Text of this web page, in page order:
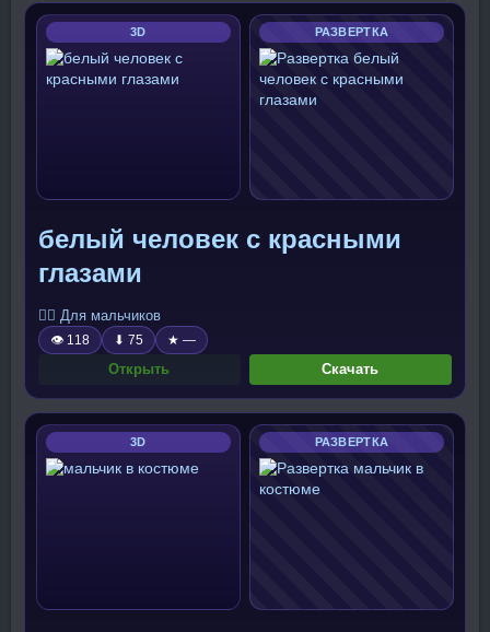
3D РАЗВЕРТКА
белый человек с красными
глазами
🧍‍♂️ Для мальчиков
👁 118 ⬇ 75 ★ —
Открыть Скачать
3D РАЗВЕРТКА